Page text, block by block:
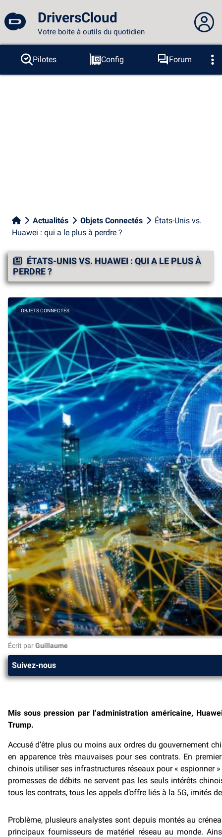
DriversCloud
Votre boite à outils du quotidien
Vous n'êtes pas connecté...
Connexion au site
Pilotes Config
Forum
Sondes
BSOD Outils
Actualités Objets Connectés
États-Unis vs.
Huawei : qui a le plus à perdre ?
ÉTATS-UNIS VS. HUAWEI : QUI A LE PLUS À
PERDRE ?
OBJETS CONNECTÉS
Écrit parGuillaume
Suivez-nous
Mis sous pression par l’administration américaine,
Trump.
Accusé d’être plus ou moins aux ordres du gouvernement
en apparence très mauvaises pour ses contrats. En
chinois utiliser ses infrastructures réseaux pour « espionner
promesses de débits ne servent pas les seuls intérêts
tous les contrats, tous les appels d’offre liés à la 5G, imités
Problème, plusieurs analystes sont depuis montés au
principaux fournisseurs de matériel réseau au monde.